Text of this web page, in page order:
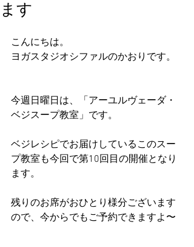
ます
こんにちは。
ヨガスタジオシファルのかおりです。
今週日曜日は、「アーユルヴェーダ・
ベジスープ教室」です。
ベジレシピでお届けしているこのスー
プ教室も今回で第10回目の開催となり
ます。
残りのお席がおひとり様分ございます
ので、今からでもご予約できますよ〜